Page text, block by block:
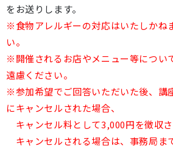
をお送りします。
※食物アレルギーの対応はいたしかね
い。
※開催されるお店やメニュー等につい
遠慮ください。
※参加希望でご回答いただいた後、講
にキャンセルされた場合、
キャンセル料として3,000円を徴収さ
キャンセルされる場合は、事務局ま